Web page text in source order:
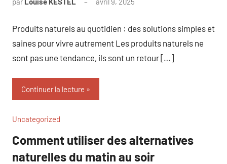
Produits naturels au quotidien : des solutions simples et
saines pour vivre autrement Les produits naturels ne
sont pas une tendance, ils sont un retour […]
Continuer la lecture
Uncategorized
Comment utiliser des alternatives
naturelles du matin au soir